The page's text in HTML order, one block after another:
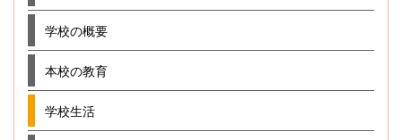
学校の概要
本校の教育
学校生活